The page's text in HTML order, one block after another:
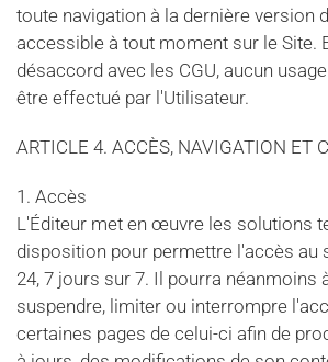
toute navigation à la dernière version
accessible à tout moment sur le Site.
désaccord avec les CGU, aucun
être effectué par l'Utilisateur.
ARTICLE 4. ACCÈS, NAVIGATION ET
1. Accès
L'Éditeur met en œuvre les solutions
disposition pour permettre l'accès au
24, 7 jours sur 7. Il pourra néanmoins
suspendre, limiter ou interrompre
certaines pages de celui-ci afin de